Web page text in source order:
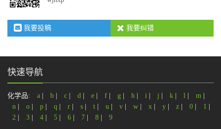
我要投稿 我要纠错
快速导航
化学品: a b c d e f g h i j k l m
n
o p q r s t u v w x y z 0 1
2
3 4 5 6 7 8 9